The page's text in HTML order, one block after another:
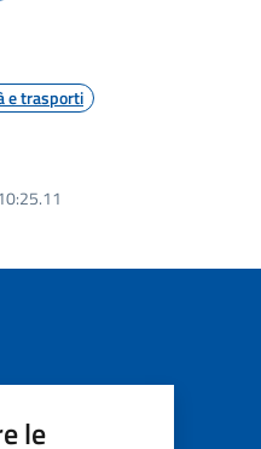
e trasporti
le